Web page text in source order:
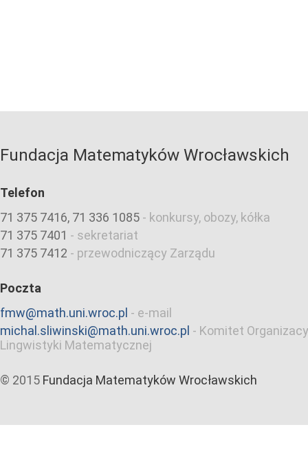
Fundacja Matematyków Wrocławskich
Telefon
71 375 7416, 71 336 1085 - konkursy, obozy, kółka
71 375 7401 - sekretariat
71 375 7412 - przewodniczący Zarządu
Poczta
fmw@math.uni.wroc.pl - e-mail
michal.sliwinski@math.uni.wroc.pl - Komitet
Lingwistyki Matematycznej
© 2015 Fundacja Matematyków Wrocławskich